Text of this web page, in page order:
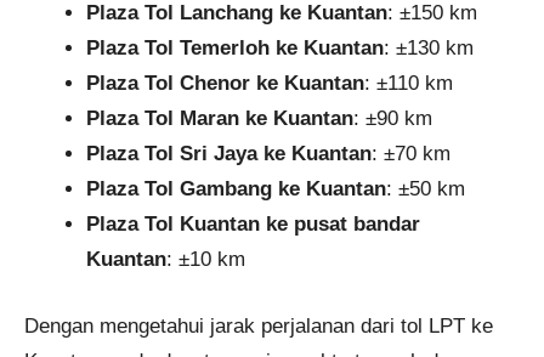
Plaza Tol Lanchang ke Kuantan: ±150 km
Plaza Tol Temerloh ke Kuantan: ±130 km
Plaza Tol Chenor ke Kuantan: ±110 km
Plaza Tol Maran ke Kuantan: ±90 km
Plaza Tol Sri Jaya ke Kuantan: ±70 km
Plaza Tol Gambang ke Kuantan: ±50 km
Plaza Tol Kuantan ke pusat bandar
Kuantan: ±10 km
Dengan mengetahui jarak perjalanan dari tol LPT ke